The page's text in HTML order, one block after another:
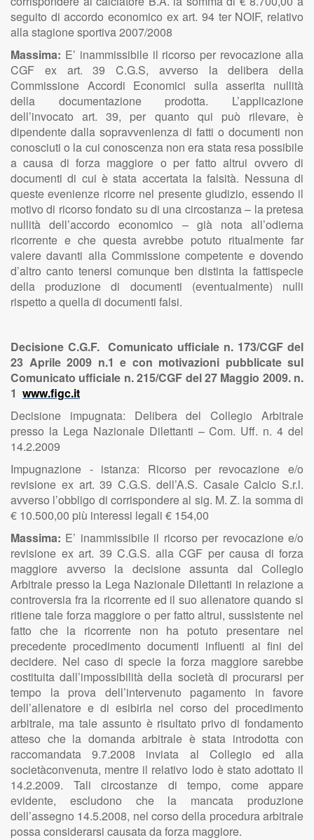
seguito di accordo economico ex art. 94 ter NOIF, relativo
alla stagione sportiva 2007/2008
Massima: E’ inammissibile il ricorso per revocazione alla
CGF ex art. 39 C.G.S, avverso la delibera della
Commissione Accordi Economici sulla asserita nullità
della documentazione prodotta. L’applicazione
dell’invocato art. 39, per quanto qui può rilevare, è
dipendente dalla sopravvenienza di fatti o documenti non
conosciuti o la cui conoscenza non era stata resa possibile
a causa di forza maggiore o per fatto altrui ovvero di
documenti di cui è stata accertata la falsità. Nessuna di
queste evenienze ricorre nel presente giudizio, essendo il
motivo di ricorso fondato su di una circostanza – la pretesa
nullità dell’accordo economico – già nota all’odierna
ricorrente e che questa avrebbe potuto ritualmente far
valere davanti alla Commissione competente e dovendo
d’altro canto tenersi comunque ben distinta la fattispecie
della produzione di documenti (eventualmente) nulli
rispetto a quella di documenti falsi.
Decisione C.G.F. Comunicato ufficiale n. 173/CGF del
23 Aprile 2009 n.1 e con motivazioni pubblicate sul
Comunicato ufficiale n. 215/CGF del 27 Maggio 2009. n.
1 www.figc.it
Decisione impugnata: Delibera del Collegio Arbitrale
presso la Lega Nazionale Dilettanti – Com. Uff. n. 4 del
14.2.2009
Impugnazione - istanza: Ricorso per revocazione e/o
revisione ex art. 39 C.G.S. dell’A.S. Casale Calcio S.r.l.
avverso l’obbligo di corrispondere al sig. M. Z. la somma di
€ 10.500,00 più interessi legali € 154,00
Massima: E’ inammissibile il ricorso per revocazione e/o
revisione ex art. 39 C.G.S. alla CGF per causa di forza
maggiore avverso la decisione assunta dal Collegio
Arbitrale presso la Lega Nazionale Dilettanti in relazione a
controversia fra la ricorrente ed il suo allenatore quando si
ritiene tale forza maggiore o per fatto altrui, sussistente nel
fatto che la ricorrente non ha potuto presentare nel
precedente procedimento documenti influenti ai fini del
decidere. Nel caso di specie la forza maggiore sarebbe
costituita dall’impossibilità della società di procurarsi per
tempo la prova dell’intervenuto pagamento in favore
dell’allenatore e di esibirla nel corso del procedimento
arbitrale, ma tale assunto è risultato privo di fondamento
atteso che la domanda arbitrale è stata introdotta con
raccomandata 9.7.2008 inviata al Collegio ed alla
societàconvenuta, mentre il relativo lodo è stato adottato il
14.2.2009. Tali circostanze di tempo, come appare
evidente, escludono che la mancata produzione
dell’assegno 14.5.2008, nel corso della procedura arbitrale
possa considerarsi causata da forza maggiore.